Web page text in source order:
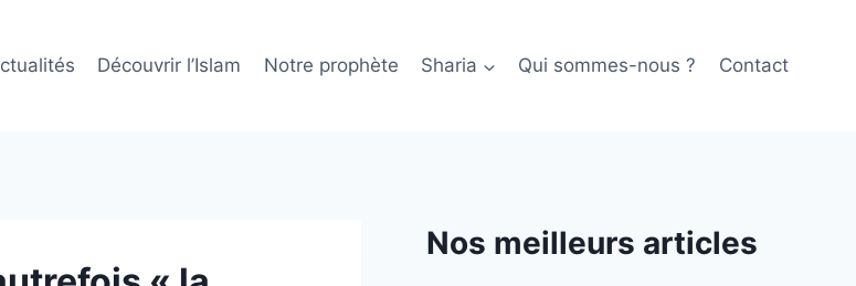
Découvrir l’Islam Notre prophète Sharia Qui sommes-nous ? Contact
Nos meilleurs articles